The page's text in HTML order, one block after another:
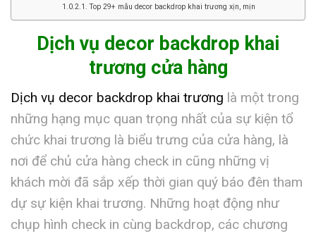
Top 29+ mẫu decor backdrop khai trương xịn, mịn
Dịch vụ decor backdrop khai
trương cửa hàng
Dịch vụ decor backdrop khai trương là một trong
những hạng mục quan trọng nhất của sự kiện tổ
chức khai trương là biểu trưng của cửa hàng, là
nơi để chủ cửa hàng check in cũng những vị
khách mời đã sắp xếp thời gian quý báo đên tham
dự sự kiện khai trương. Những hoạt động như
chụp hình check in cùng backdrop, các chương